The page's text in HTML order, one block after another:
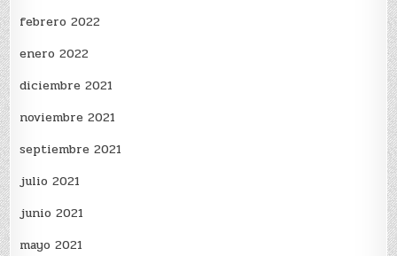
febrero 2022
enero 2022
diciembre 2021
noviembre 2021
septiembre 2021
julio 2021
junio 2021
mayo 2021